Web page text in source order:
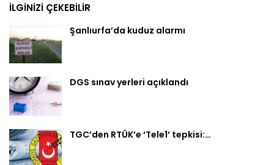
İLGINIZI ÇEKEBILIR
Şanlıurfa’da kuduz alarmı
DGS sınav yerleri açıklandı
TGC’den RTÜK’e ‘Tele1’ tepkisi:…